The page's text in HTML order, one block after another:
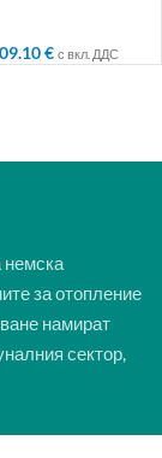
260л.
€ с вкл. ДДС
немска
за отопление
намират
сектор,